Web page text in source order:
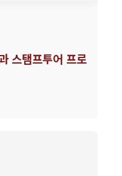
스탬프투어 프로